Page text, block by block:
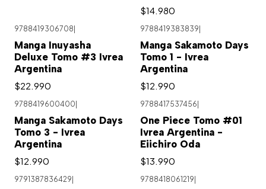
$14.980
9788419306708|
Manga Inuyasha
Deluxe Tomo #3 Ivrea
Argentina
$22.990
9788419383839|
Manga Sakamoto Days
Tomo 1 - Ivrea
Argentina
$12.990
9788419600400
Manga Sakamoto Days
Tomo 3 - Ivrea
Argentina
$12.990
9788417537456
One Piece Tomo #01
Ivrea Argentina -
Eiichiro Oda
$13.990
9791387836429 9788418061219